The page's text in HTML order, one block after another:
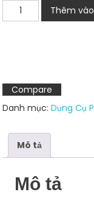
Quạt
Sunon
lượng
Thêm
Compare
Danh mục:Dụng Cụ
Mô tả
Mô tả